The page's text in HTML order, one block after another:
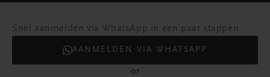
Snel aanmelden via WhatsApp in een paar stappen
AANMELDEN VIA WHATSAPP
or